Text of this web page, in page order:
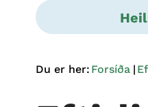
Du er her: Forsíða